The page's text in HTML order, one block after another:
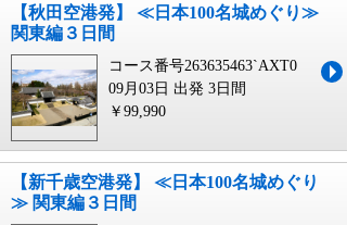
【秋田空港発】 ≪日本100名城めぐり≫
関東編３日間
コース番号263635463`AXT0
09月03日 出発 3日間
￥99,990
【新千歳空港発】 ≪日本100名城めぐり
≫ 関東編３日間